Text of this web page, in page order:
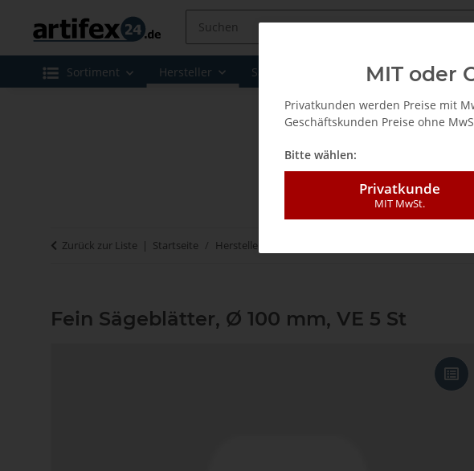
Sortiment Hersteller Sale Leasing / Mietkauf
Zurück zur Liste Startseite Hersteller
Fein Sägeblätter, Ø 100 mm, VE 5 St
MIT oder
Privatkunden werden Preise mit
Geschäftskunden Preise ohne
Bitte wählen:
Privatkunde
MIT MwSt.